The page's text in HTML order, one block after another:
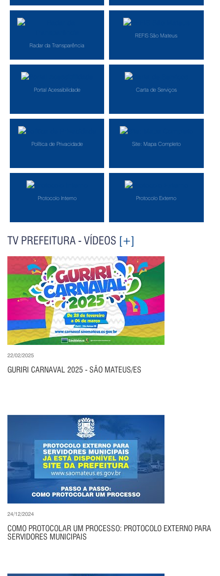
Radar da Transparência
REFIS São Mateus
Portal Acessibilidade Carta de Serviços
Política de Privacidade Site: Mapa Completo
Protocolo Interno Protocolo Externo
TV PREFEITURA - VÍDEOS [+]
22/02/2025
GURIRI CARNAVAL 2025 - SÃO MATEUS/ES
24/12/2024
COMO PROTOCOLAR UM PROCESSO: PROTOCOLO EXTERNO PARA
SERVIDORES MUNICIPAIS